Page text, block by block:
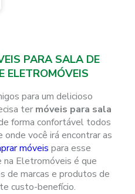
PARA SALA DE
ELETROMÓVEIS
para um delicioso
ter móveis para sala
forma confortável todos
onde você irá encontrar as
móveis para esse
na Eletromóveis é que
de marcas e produtos de
custo-benefício.